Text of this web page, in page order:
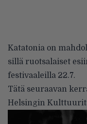
Katatonia on
sillä ruotsalaiset
festivaaleilla 22.7.
Tätä seuraavan
Helsingin